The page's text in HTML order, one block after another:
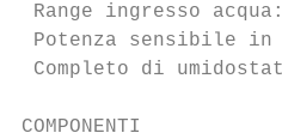
Range ingresso acqua:
Potenza sensibile in
Completo di
COMPONENTI